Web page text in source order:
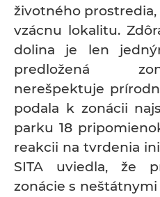
životného
vzácnu lokalitu.
dolina je len
predložená
nerešpektuje
podala k zonácii
parku 18
reakcii na tvrdenia
SITA uviedla, že
zonácie s